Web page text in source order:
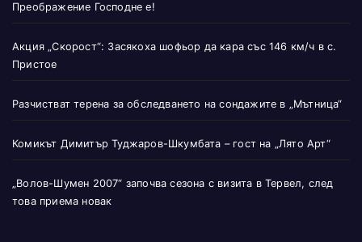
Преображение Господне е!
Акция „Скорост“: Засякоха шофьор да кара със 146 км/ч в с.
Пристое
Разчистват терена за обследването на сондажите в „Мътница“
Комикът Димитър Туджаров-Шкумбата – гост на „Лято Арт“
„Волов-Шумен 2007“ започва сезона с визита в Тервел, след
това приема новак